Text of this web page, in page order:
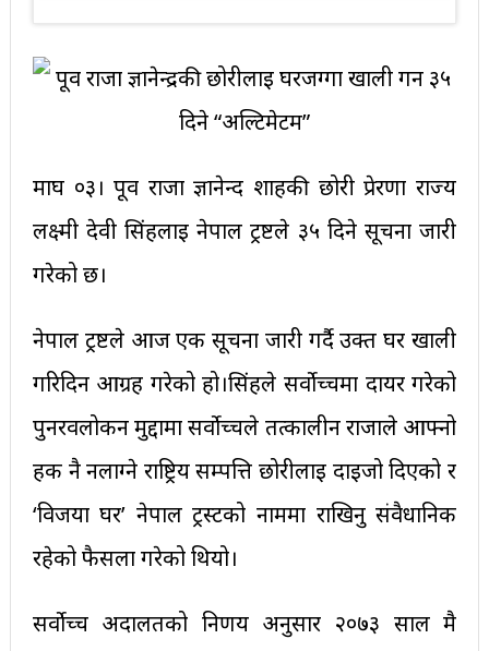
माघ ०३। पूर्व राजा ज्ञानेन्द शाहकी छोरी प्रेरणा राज्य
लक्ष्मी देवी सिंहलाई नेपाल ट्रष्टले ३५ दिने सूचना जारी
गरेको छ।
नेपाल ट्रष्टले आज एक सूचना जारी गर्दै उक्त घर खाली
गरिदिन आग्रह गरेको हो।सिंहले सर्वोच्चमा दायर गरेको
पुनरवलोकन मुद्दामा सर्वोच्चले तत्कालीन राजाले आफ्नो
हक नै नलाग्ने राष्ट्रिय सम्पत्ति छोरीलाई दाइजो दिएको र
‘विजया घर’ नेपाल ट्रस्टको नाममा राखिनु संवैधानिक
रहेको फैसला गरेको थियो।
सर्वोच्च अदालतको निर्णय अनुसार २०७३ साल मै